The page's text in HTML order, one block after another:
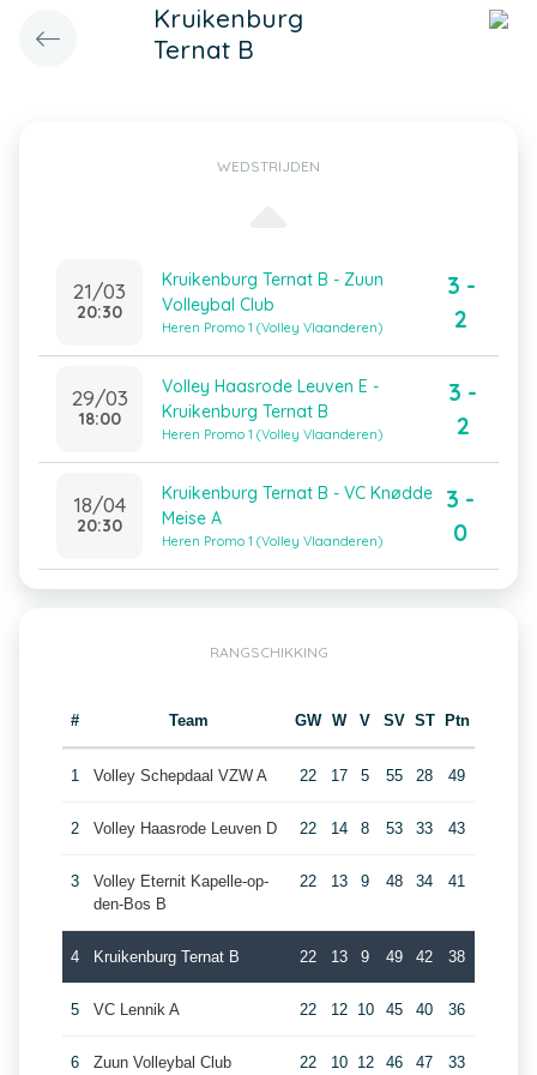
Kruikenburg
Ternat B
WEDSTRIJDEN
21/03
20:30
Kruikenburg Ternat B - Zuun
Volleybal Club
Heren Promo 1 (Volley Vlaanderen)
3 -
2
29/03
18:00
Volley Haasrode Leuven E -
Kruikenburg Ternat B
Heren Promo 1 (Volley Vlaanderen)
3 -
2
18/04
20:30
Kruikenburg Ternat B - VC Knødde
Meise A
Heren Promo 1 (Volley Vlaanderen)
3 -
0
RANGSCHIKKING
# Team GW W V SV ST Ptn
1 Volley Schepdaal VZW A 22 17 5 55 28 49
2 Volley Haasrode Leuven D 22 14 8 53 33 43
3
Volley Eternit Kapelle-op-
den-Bos B
22 13 9 48 34 41
4 Kruikenburg Ternat B 22 13 9 49 42 38
5 VC Lennik A 22 12 10 45 40 36
6 Zuun Volleybal Club 22 10 12 46 47 33